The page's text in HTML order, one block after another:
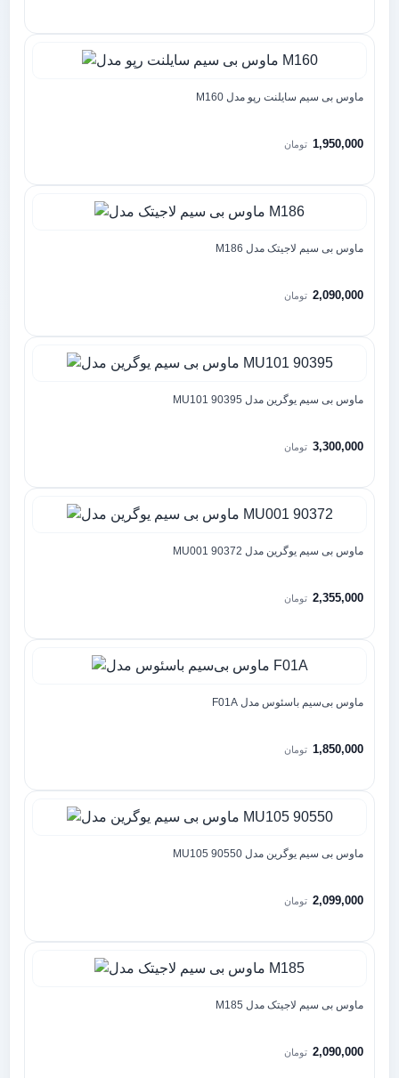
ماوس بی سیم سایلنت رپو مدل M160
1,950,000 تومان
ماوس بی سیم لاجیتک مدل M186
2,090,000 تومان
ماوس بی سیم یوگرین مدل MU101 90395
3,300,000 تومان
ماوس بی سیم یوگرین مدل MU001 90372
2,355,000 تومان
ماوس بی‌سیم باسئوس مدل F01A
1,850,000 تومان
ماوس بی سیم یوگرین مدل MU105 90550
2,099,000 تومان
ماوس بی سیم لاجیتک مدل M185
2,090,000 تومان